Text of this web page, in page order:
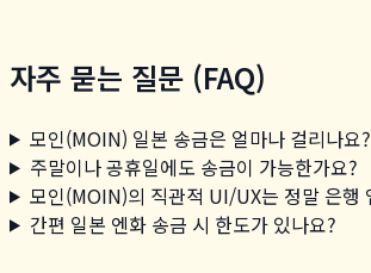
자주 묻는 질문 (FAQ)
모인(MOIN) 일본 송금은 얼마나 걸리나요?
주말이나 공휴일에도 송금이 가능한가요?
모인(MOIN)의 직관적 UI/UX는 정말 은행
간편 일본 엔화 송금 시 한도가 있나요?